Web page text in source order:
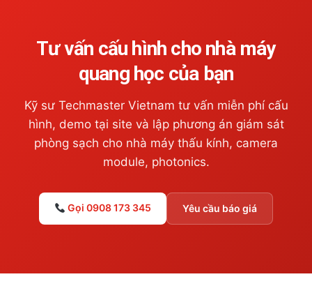
Tư vấn cấu hình cho nhà máy
quang học của bạn
Kỹ sư Techmaster Vietnam tư vấn miễn phí cấu
hình, demo tại site và lập phương án giám sát
phòng sạch cho nhà máy thấu kính, camera
module, photonics.
Gọi 0908 173 345 Yêu cầu báo giá